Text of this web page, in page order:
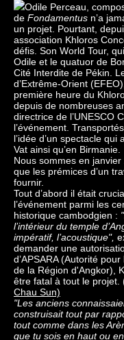
Odile Perceau,
de Fondamentus n’a
un projet. Pourtant,
association Khloros
défis. Son World Tour,
Odile et le quatuor de
Cité Interdite de Pékin.
d’Extrême-Orient
première heure du
depuis de nombreuses
directrice de l’UNESCO
l’événement.
l’idée d’un spectacle
Vat ainsi qu’en Birmanie.
Nous sommes en
que les prémices d’un
fournir.
Tout d’abord il était
l’événement parmi les
historique cambodgien :
l’intérieur du temple
impératif, l’acoustique",
demander une
d’APSARA (Autorité
de la Région d'Angkor),
être fatal à tout le projet.
Chau Sun)
"Les anciens
construisait tout par
tout comme dans les
que tu sois en haut ou